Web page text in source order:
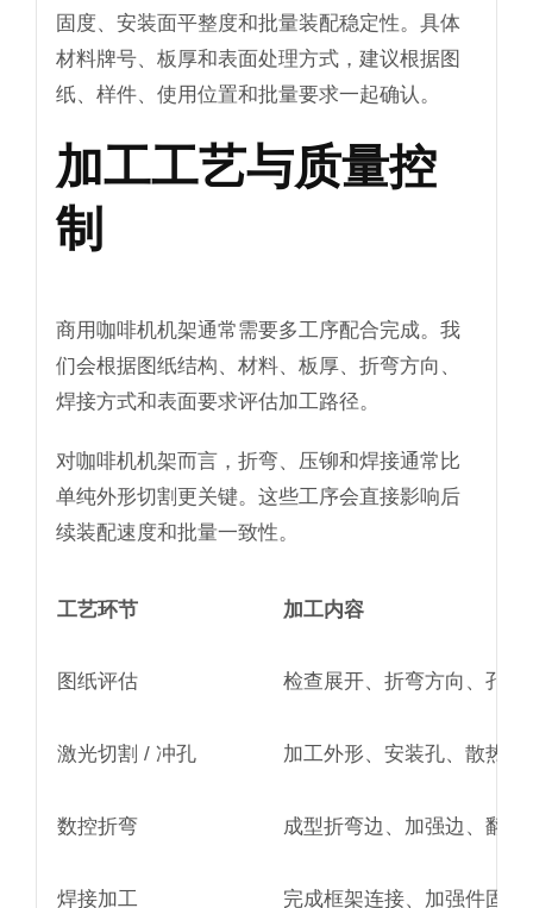
固度、安装面平整度和批量装配稳定性。具体
材料牌号、板厚和表面处理方式，建议根据图
纸、样件、使用位置和批量要求一起确认。
加工工艺与质量控
制
商用咖啡机机架通常需要多工序配合完成。我
们会根据图纸结构、材料、板厚、折弯方向、
焊接方式和表面要求评估加工路径。
对咖啡机机架而言，折弯、压铆和焊接通常比
单纯外形切割更关键。这些工序会直接影响后
续装配速度和批量一致性。
工艺环节 加工内容
图纸评估 检查展开、折弯方向、孔
激光切割 / 冲孔 加工外形、安装孔、散热
数控折弯 成型折弯边、加强边、翻
焊接加工 完成框架连接、加强件固定